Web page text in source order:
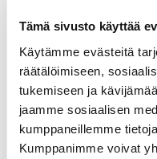
Tämä sivusto käyttää
Käytämme evästeitä
räätälöimiseen,
tukemiseen ja
jaamme sosiaalisen
kumppaneillemme
Kumppanimme voivat
ajatuksiaan
Sportin kauden 2025-
kuluvan kauden
osalta. Pysy siis
takuuvarmasti